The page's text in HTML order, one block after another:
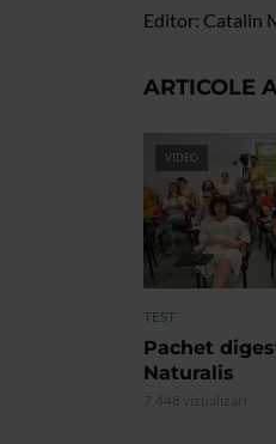
Editor: Catalin
ARTICOLE
VIDEO
TEST
Pachet
Naturalis
7.448 vizualizari